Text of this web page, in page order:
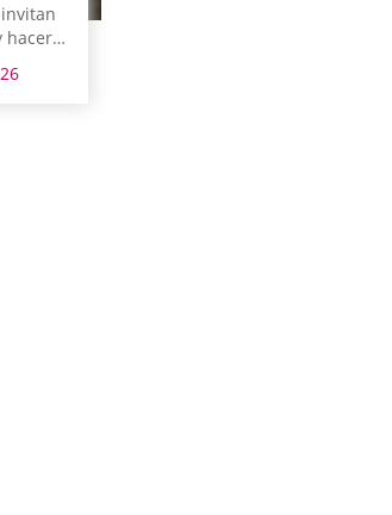
hacer